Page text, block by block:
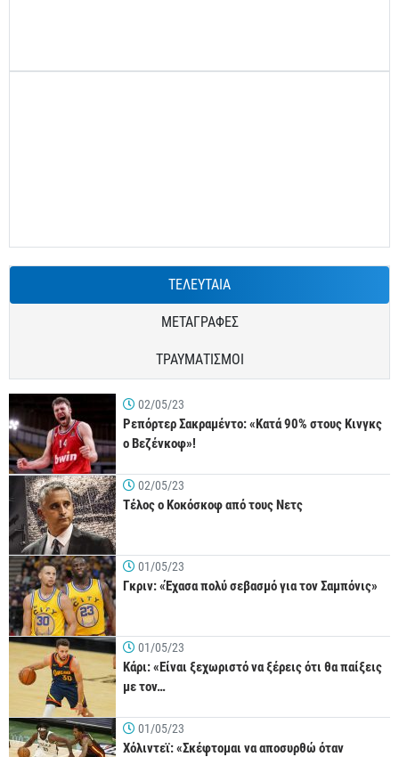
ΤΕΛΕΥΤΑΙΑ
ΜΕΤΑΓΡΑΦΕΣ
ΤΡΑΥΜΑΤΙΣΜΟΙ
02/05/23
Ρεπόρτερ Σακραμέντο: «Κατά 90% στους Κινγκς
ο Βεζένκοφ»!
02/05/23
Τέλος ο Κοκόσκοφ από τους Νετς
01/05/23
Γκριν: «Έχασα πολύ σεβασμό για τον Σαμπόνις»
01/05/23
Κάρι: «Είναι ξεχωριστό να ξέρεις ότι θα παίξεις
με τον…
01/05/23
Χόλιντεϊ: «Σκέφτομαι να αποσυρθώ όταν